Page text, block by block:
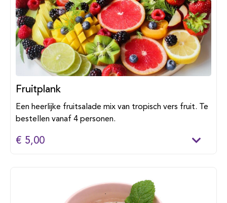
Fruitplank
Een heerlijke fruitsalade mix van tropisch vers fruit. Te
bestellen vanaf 4 personen.
€ 5,00